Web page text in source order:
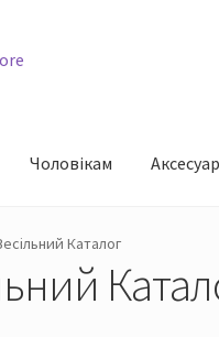
Чоловікам
Каталог